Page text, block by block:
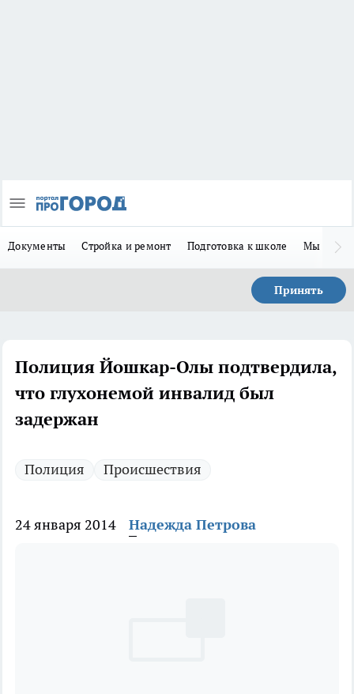
Документы Стройка и ремонт Подготовка к школе Мы в MAX
Принять
Полиция Йошкар-Олы подтвердила,
что глухонемой инвалид был
задержан
Полиция Происшествия
24 января 2014 Надежда Петрова